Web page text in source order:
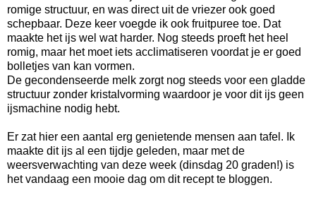
romige structuur, en was direct uit de vriezer ook goed
schepbaar. Deze keer voegde ik ook fruitpuree toe. Dat
maakte het ijs wel wat harder. Nog steeds proeft het heel
romig, maar het moet iets acclimatiseren voordat je er goed
bolletjes van kan vormen.
De gecondenseerde melk zorgt nog steeds voor een gladde
structuur zonder kristalvorming waardoor je voor dit ijs geen
ijsmachine nodig hebt.
Er zat hier een aantal erg genietende mensen aan tafel. Ik
maakte dit ijs al een tijdje geleden, maar met de
weersverwachting van deze week (dinsdag 20 graden!) is
het vandaag een mooie dag om dit recept te bloggen.